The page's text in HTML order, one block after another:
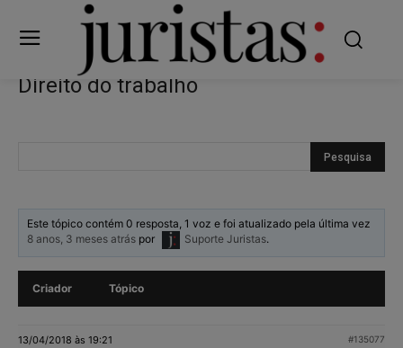
Direito do trabalho
Este tópico contém 0 resposta, 1 voz e foi atualizado pela última vez
8 anos, 3 meses atrás por Suporte Juristas.
Criador Tópico
13/04/2018 às 19:21 #135077